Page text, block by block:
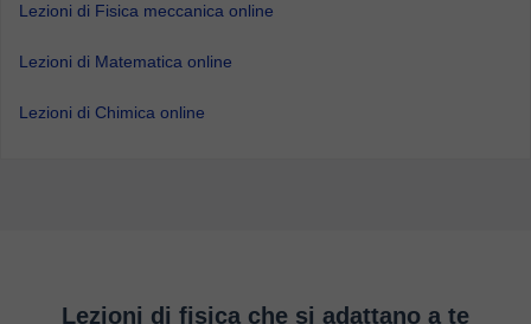
Lezioni di Fisica meccanica online
Lezioni di Matematica online
Lezioni di Chimica online
Lezioni di fisica che si adattano a te